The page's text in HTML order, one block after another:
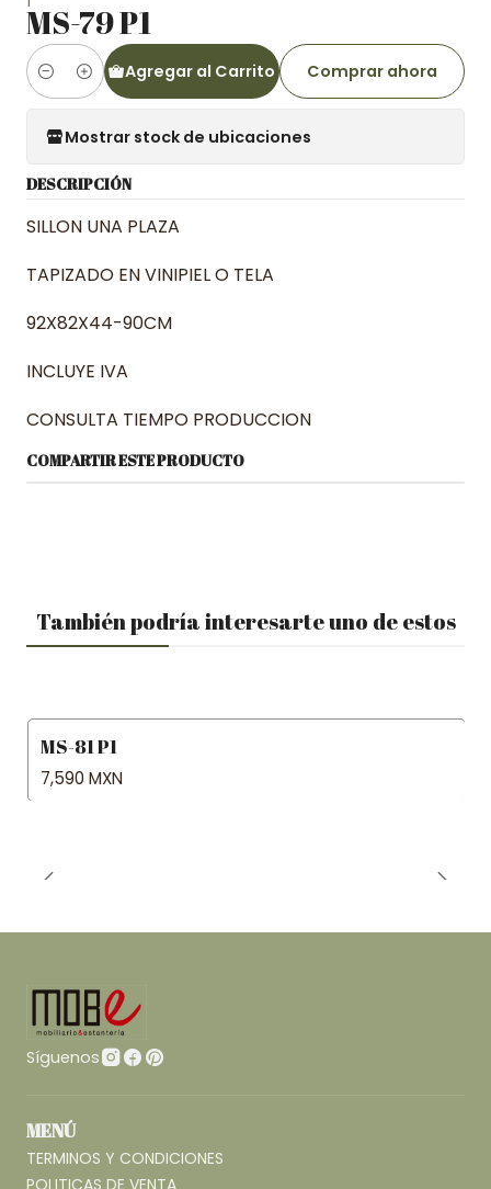
MS-79 P1
Cantidad
Agregar al Carrito Comprar ahora
Mostrar stock de ubicaciones
DESCRIPCIÓN
SILLON UNA PLAZA
TAPIZADO EN VINIPIEL O TELA
92X82X44-90CM
INCLUYE IVA
CONSULTA TIEMPO PRODUCCION
COMPARTIR ESTE PRODUCTO
También podría interesarte uno de estos
MS-81 P1
7,590 MXN
Síguenos
MENÚ
TERMINOS Y CONDICIONES
POLITICAS DE VENTA